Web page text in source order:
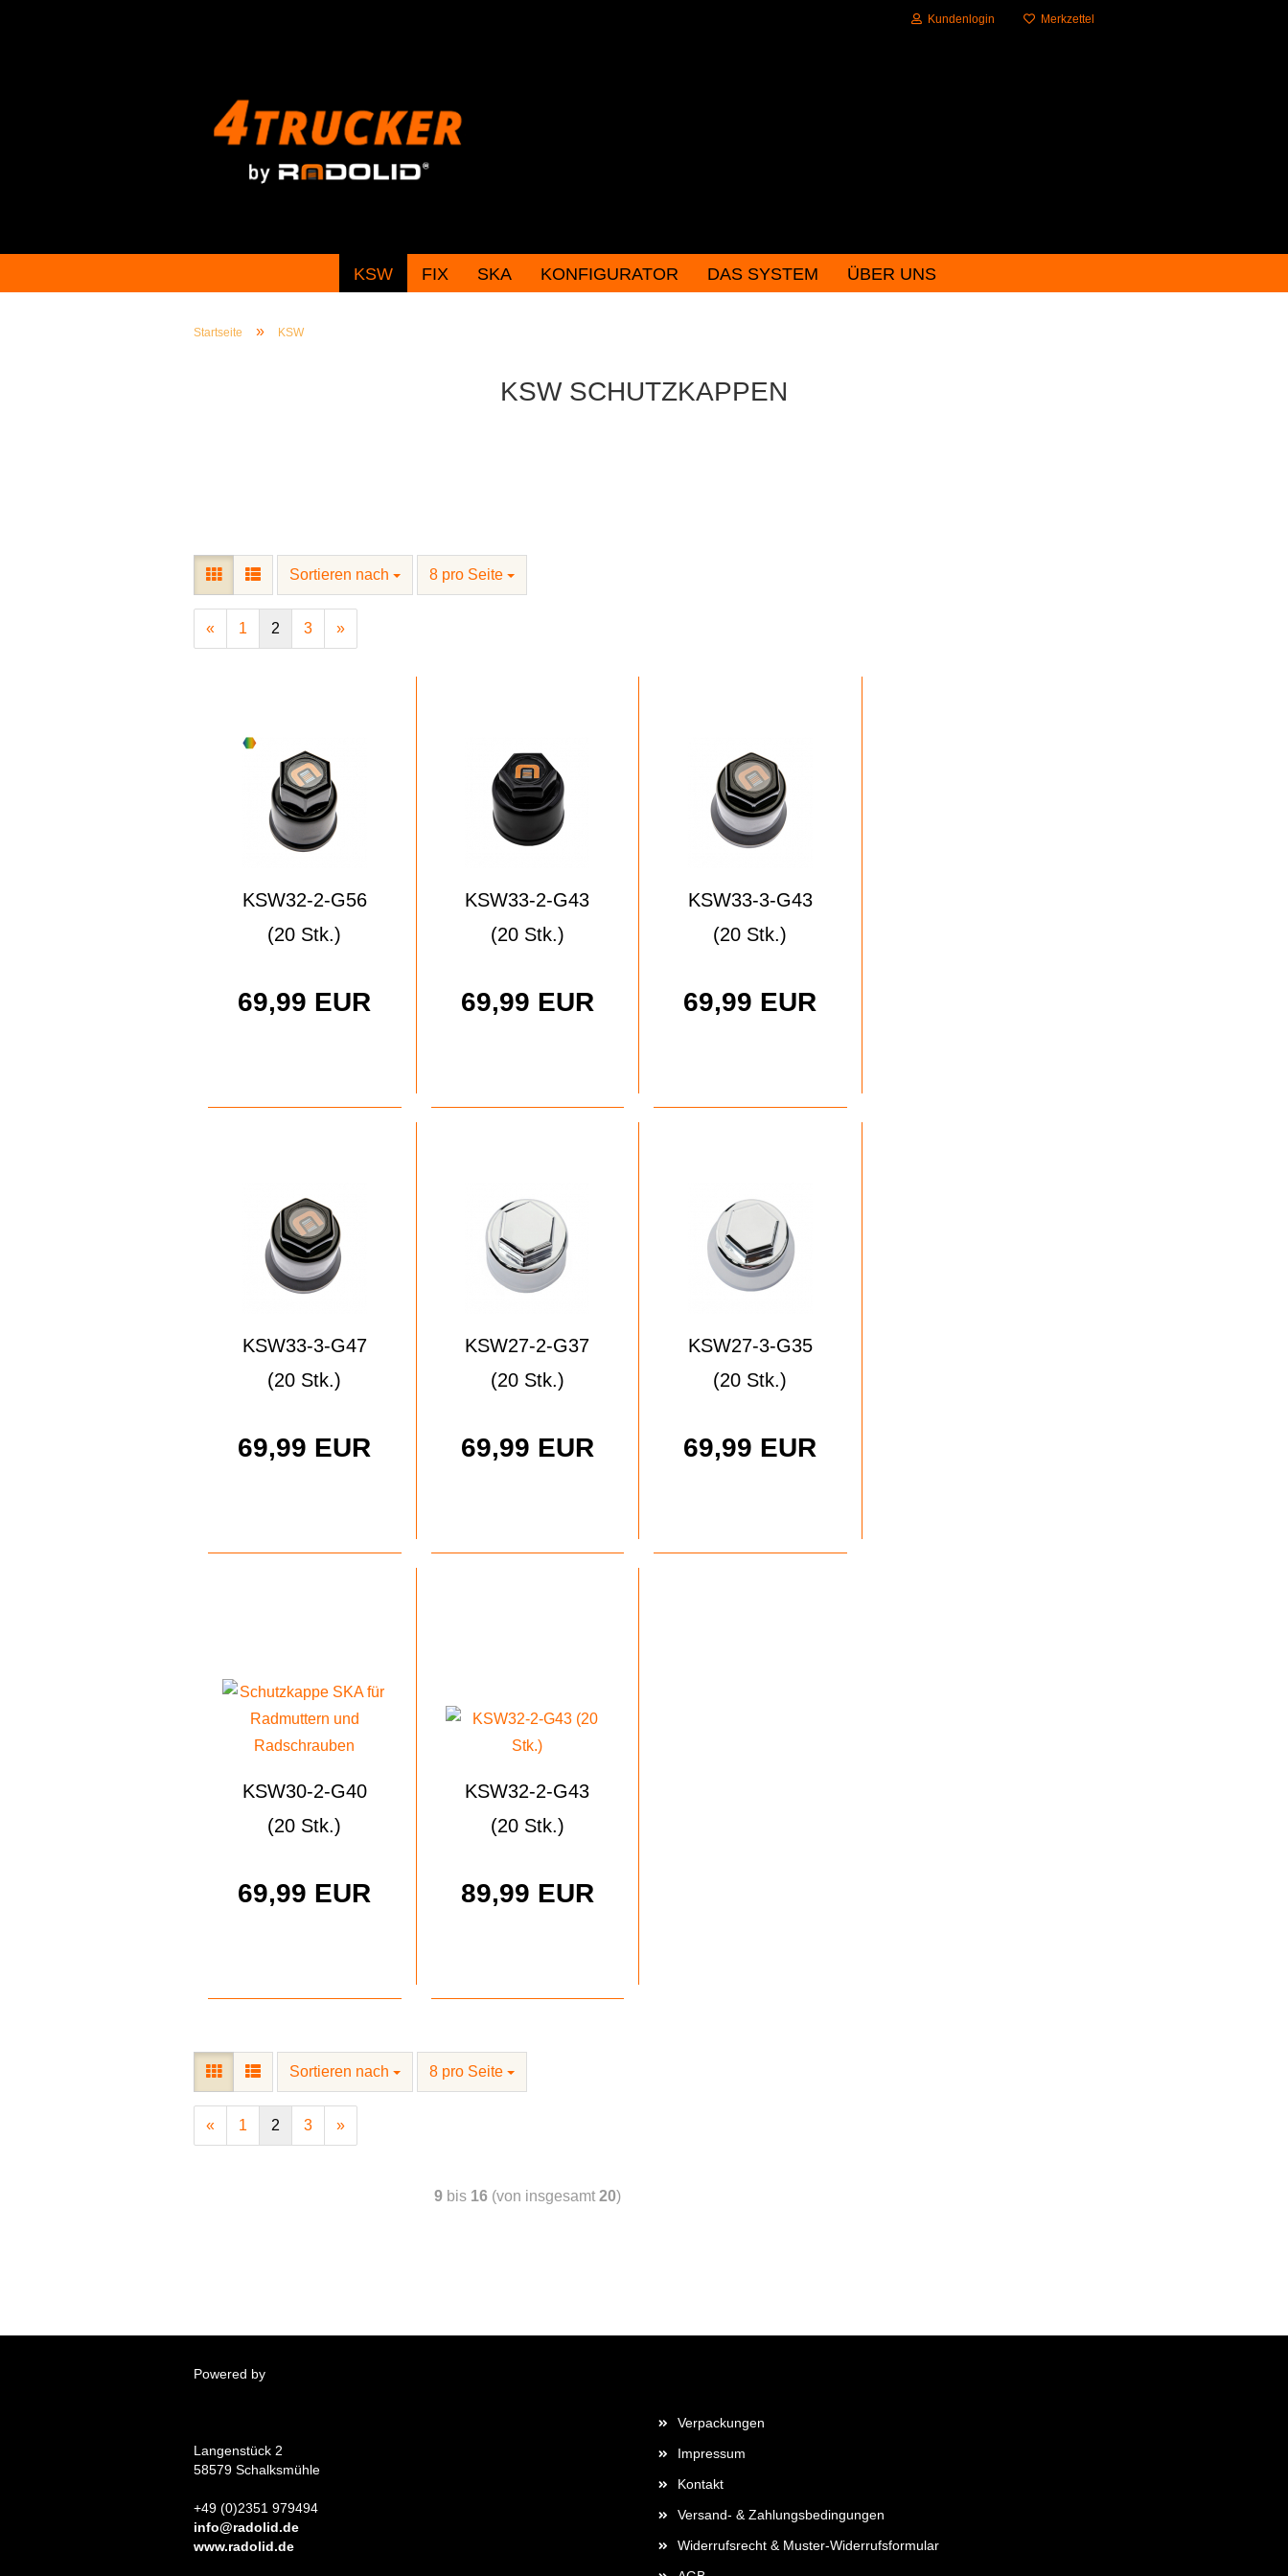
Kundenlogin Merkzettel
KSW FIX SKA KONFIGURATOR DAS SYSTEM ÜBER UNS
Startseite » KSW
KSW SCHUTZKAPPEN
Sortieren nach 8 pro Seite
« 1 2 3 »
KSW32-2-G56
(20 Stk.)
69,99 EUR
KSW33-2-G43
(20 Stk.)
69,99 EUR
KSW33-3-G43
(20 Stk.)
69,99 EUR
KSW33-3-G47
(20 Stk.)
69,99 EUR
KSW27-2-G37
(20 Stk.)
69,99 EUR
KSW27-3-G35
(20 Stk.)
69,99 EUR
KSW30-2-G40
(20 Stk.)
69,99 EUR
KSW32-2-G43
(20 Stk.)
89,99 EUR
Sortieren nach 8 pro Seite
« 1 2 3 »
9 bis 16 (von insgesamt20)
Powered by
Langenstück 2
58579 Schalksmühle
+49 (0)2351 979494
info@radolid.de
www.radolid.de
Verpackungen
Impressum
Kontakt
Versand- & Zahlungsbedingungen
Widerrufsrecht & Muster-Widerrufsformular